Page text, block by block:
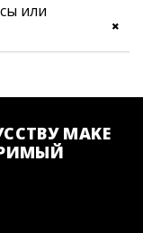
или
MAKE